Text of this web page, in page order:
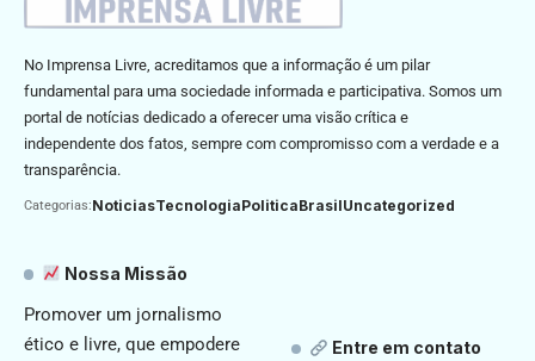
No Imprensa Livre, acreditamos que a informação é um pilar
fundamental para uma sociedade informada e participativa. Somos um
portal de notícias dedicado a oferecer uma visão crítica e
independente dos fatos, sempre com compromisso com a verdade e a
transparência.
Categorias:NoticiasTecnologiaPoliticaBrasilUncategorized
Nossa Missão
Promover um jornalismo
ético e livre, que empodere
Entre em contato